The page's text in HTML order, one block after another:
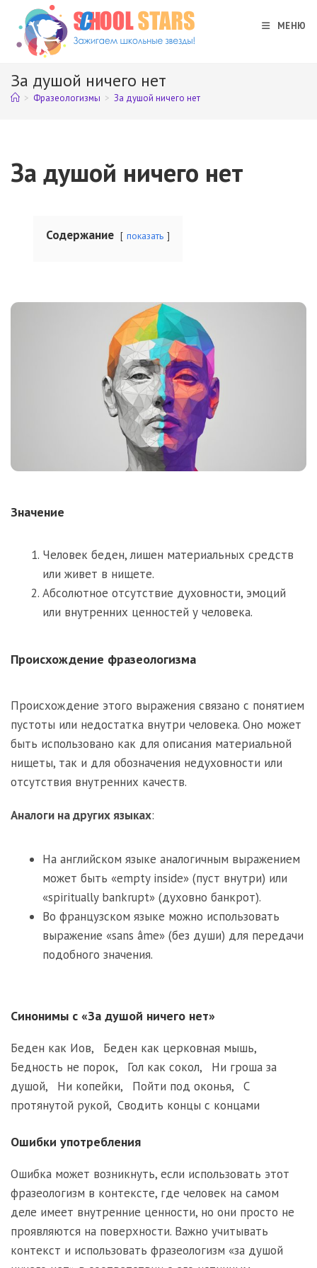
Перейти
содержимому
МЕНЮ
За душой ничего нет
> Фразеологизмы > За душой ничего нет
За душой ничего нет
Содержание показать
Значение
Человек беден, лишен материальных средств
или живет в нищете.
Абсолютное отсутствие духовности, эмоций
или внутренних ценностей у человека.
Происхождение фразеологизма
Происхождение этого выражения связано с понятием
пустоты или недостатка внутри человека. Оно может
быть использовано как для описания материальной
нищеты, так и для обозначения недуховности или
отсутствия внутренних качеств.
Аналоги на других языках:
На английском языке аналогичным выражением
может быть «empty inside» (пуст внутри) или
«spiritually bankrupt» (духовно банкрот).
Во французском языке можно использовать
выражение «sans âme» (без души) для передачи
подобного значения.
Синонимы с «За душой ничего нет»
Беден как Иов, Беден как церковная мышь,
Бедность не порок, Гол как сокол, Ни гроша за
душой, Ни копейки, Пойти под оконья, С
протянутой рукой, Сводить концы с концами
Ошибки употребления
Ошибка может возникнуть, если использовать этот
фразеологизм в контексте, где человек на самом
деле имеет внутренние ценности, но они просто не
проявляются на поверхности. Важно учитывать
контекст и использовать фразеологизм «за душой